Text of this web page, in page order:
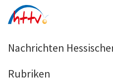
Inhalt
Nachrichten
Rubriken